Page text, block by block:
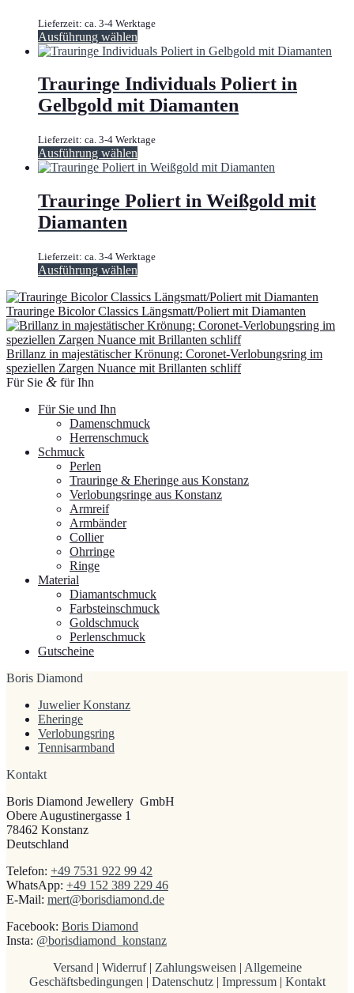
Optionen
können
auf
der
Produktseite
gewählt
werden
Lieferzeit: ca. 3-4 Werktage
Ausführung wählen
Produkt
mehrere
Varianten
auf.
Optionen
können
auf
Produktseite
gewählt
Trauringe Individuals Poliert in
Gelbgold mit Diamanten
Lieferzeit: ca. 3-4 Werktage
Ausführung wählen
Produkt
mehrere
Varianten
Optionen
können
auf
der
Produktseite
gewählt
werden
Trauringe Poliert in Weißgold mit
Diamanten
Lieferzeit: ca. 3-4 Werktage
Ausführung wählen
weist
mehrere
Varianten
auf.
Die
Optionen
Produktseite
gewählt
Trauringe Bicolor Classics Längsmatt/Poliert mit Diamanten
Brillanz in majestätischer Krönung: Coronet-Verlobungsring im
speziellen Zargen Nuance mit Brillanten schliff
Für Sie & für Ihn
Für Sie und Ihn
Damenschmuck
Herrenschmuck
Schmuck
Perlen
Trauringe & Eheringe aus Konstanz
Verlobungsringe aus Konstanz
Armreif
Armbänder
Collier
Ohrringe
Ringe
Material
Diamantschmuck
Farbsteinschmuck
Goldschmuck
Perlenschmuck
Gutscheine
Boris Diamond
Juwelier Konstanz
Eheringe
Verlobungsring
Tennisarmband
Kontakt
Boris Diamond Jewellery GmbH
Obere Augustinergasse 1
78462 Konstanz
Deutschland
Telefon: +49 7531 922 99 42
WhatsApp: +49 152 389 229 46
E‑Mail: mert@​borisdiamond.​de
Facebook: Boris Diamond
Insta: @borisdiamond_konstanz
Versand | Widerruf| Zahlungsweisen | Allgemeine
Geschäftsbedingungen | Datenschutz| Impressum| Kontakt